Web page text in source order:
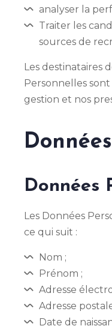
analyser la
Traiter les
sources de
Les destinataires
Personnelles
gestion et nos
Données
Les Données
ce qui suit :
Nom ;
Prénom ;
Adresse
Adresse
Date de